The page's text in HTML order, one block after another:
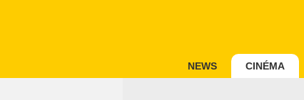
NEWS CINÉMA